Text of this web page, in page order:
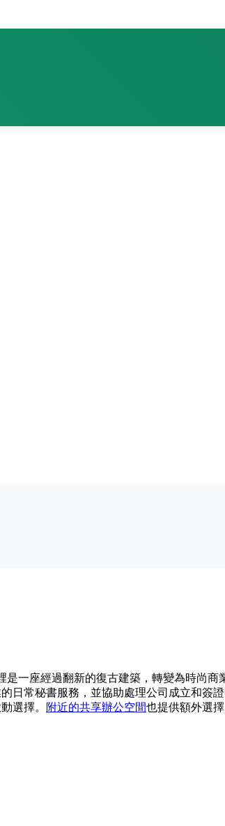
是一座經過翻新的復古建築，轉變為時尚
日常秘書服務，並協助處理公司成立和簽
選擇。
附近的共享辦公空間也提供額外選擇